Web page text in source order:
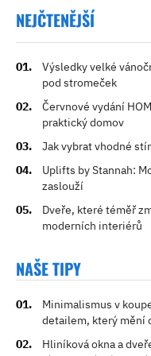
NEJČTENĚJŠÍ
Výsledky velké
pod stromeček
Červnové vydání
praktický domov
Jak vybrat vhodné
Uplifts by Stannah:
zaslouží
Dveře, které téměř
moderních interiérů
NAŠE TIPY
Minimalismus v
detailem, který mění
Hliníková okna a